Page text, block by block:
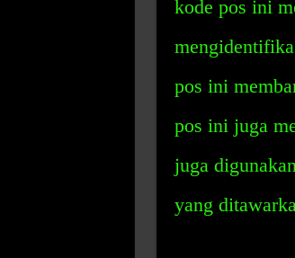
kode pos ini
pos ini
pos ini juga
juga
yang